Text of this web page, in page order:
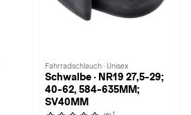
Fahrradschlauch · Unisex
Schwalbe · NR19 27,5-29;
40-62, 584-635MM;
SV40MM
1